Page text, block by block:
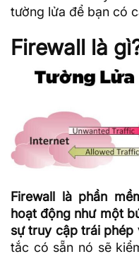
tường lửa để bạn có
Firewall là
Firewall là phần
hoạt động như một
sự truy cập trái phép
tắc có sẵn nó sẽ